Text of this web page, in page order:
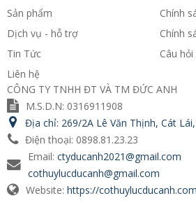
Sản phẩm
Dịch vụ - hỗ trợ
Tin Tức
Liên hệ
Chính
Chính
Câu
CÔNG TY TNHH ĐT VÀ TM ĐỨC ANH
M.S.D.N: 0316911908
Địa chỉ: 269/2A Lê Văn Thịnh, Cát
Điện thoại: 0898.81.23.23
Email: ctyducanh2021@gmail.com
cothuylucducanh@gmail.com
Website: https://